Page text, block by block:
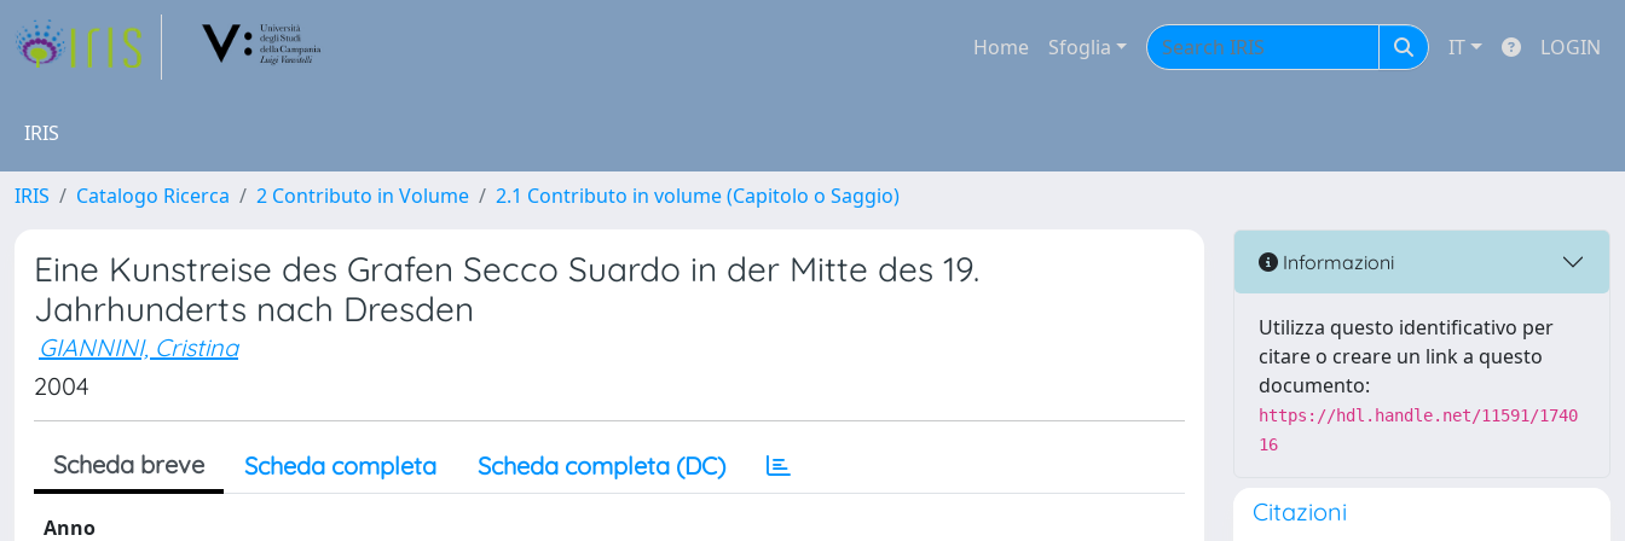
Home Sfoglia IT LOGIN
IRIS
IRIS Catalogo Ricerca 2 Contributo in Volume 2.1 Contributo in volume (Capitolo o Saggio)
Eine Kunstreise des Grafen Secco Suardo in der Mitte des 19.
Jahrhunderts nach Dresden
GIANNINI, Cristina
2004
Scheda breve Scheda completa Scheda completa (DC)
Anno
Informazioni
Utilizza questo identificativo per
citare o creare un link a questo
documento:
https://hdl.handle.net/11591/1740
16
Citazioni